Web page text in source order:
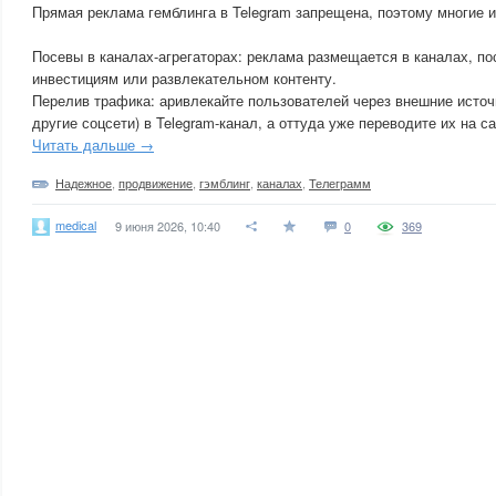
Прямая реклама гемблинга в Telegram запрещена, поэтому многие
Посевы в каналах-агрегаторах: реклама размещается в каналах,
инвестициям или развлекательном контенту.
Перелив трафика: аривлекайте пользователей через внешние
другие соцсети) в Telegram-канал, а оттуда уже переводите их на
Читать дальше →
Надежное продвижение гэмблинг каналах Телеграмм
medical 9 июня 2026, 10:40 0 369